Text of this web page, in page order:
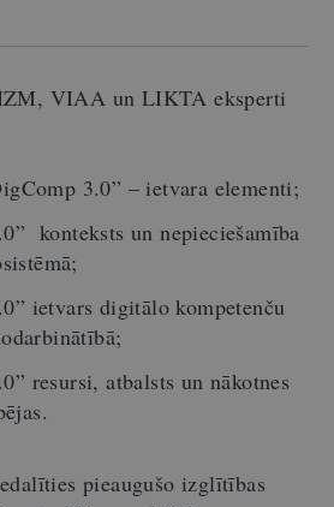
VIAA un LIKTA eksperti
3.0” – ietvara elementi;
konteksts un nepieciešamība
ietvars digitālo kompetenču
resursi, atbalsts un nākotnes
pieaugušo izglītības